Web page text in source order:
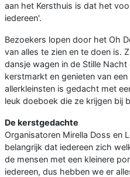
aan het Kersthuis is dat het
iedereen'.
Bezoekers lopen door het Oh
van alles te zien en te doen is.
dansje wagen in de Stille
kerstmarkt en genieten van
allerkleinsten is gedacht met
leuk doeboek die ze krijgen bij
De kerstgedachte
Organisatoren Mirella Doss en
belangrijk dat iedereen zich
de mensen met een kleinere
iedereen, dus hebben we er